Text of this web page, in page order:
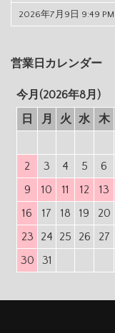
2026年7月9日 9:49 PM
営業日カレンダー
今月(2026年8月)
日
月 火 水 木
2
3 4 5 6
9
10 11 12 13
16
17 18 19 20
23
24 25 26 27
30
31